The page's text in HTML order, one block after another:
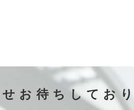
お待ちしてお